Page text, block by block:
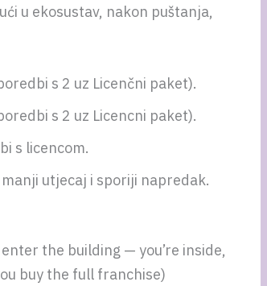
u ekosustav, nakon puštanja,
s 2 uz Licenčni paket).
s 2 uz Licencni paket).
s licencom.
manji utjecaj i sporiji napredak.
the building — you’re inside,
buy the full franchise)